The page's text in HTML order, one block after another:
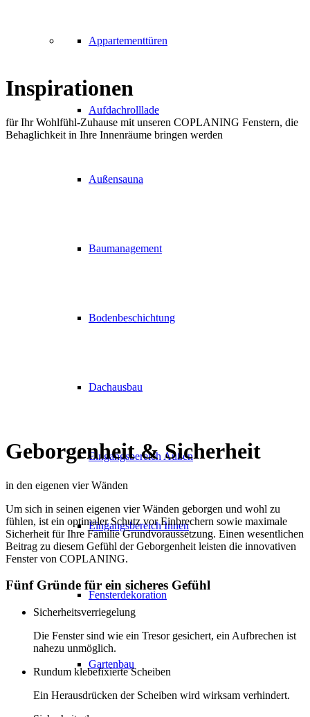
Appartementtüren
Aufdachrolllade
Außensauna
Baumanagement
Bodenbeschichtung
Dachausbau
Eingangsbereich Außen
Eingangsbereich Innen
Fensterdekoration
Gartenbau
Inspirationen
für Ihr Wohlfühl-Zuhause mit unseren COPLANING Fenstern, die
Behaglichkeit in Ihre Innenräume bringen werden
Geborgenheit&Sicherheit
in den eigenen vier Wänden
Um sich in seinen eigenen vier Wänden geborgen und wohl zu
fühlen, ist ein optimaler Schutz vor Einbrechern sowie maximale
Sicherheit für Ihre Familie Grundvoraussetzung. Einen wesentlichen
Beitrag zu diesem Gefühl der Geborgenheit leisten die innovativen
Fenster von COPLANING.
Fünf Gründe für ein sicheres Gefühl
Sicherheitsverriegelung
Die Fenster sind wie ein Tresor gesichert, ein Aufbrechen ist
nahezu unmöglich.
Rundum klebefixierte Scheiben
Ein Herausdrücken der Scheiben wird wirksam verhindert.